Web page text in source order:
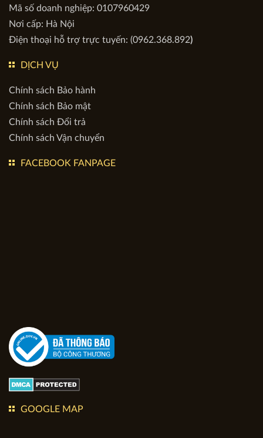
VPGD : Tòa Apollo Việt, BT 9NO.01 KĐT mới Bắc Đại Kim
mở rộng, Phường Định Công, TP Hà Nội, Việt Nam
Điện thoại :03.345.11135
Nơi cấp: Hà Nội
Điện thoại hỗ trợ trực tuyến: (0962.368.892
DỊCH VỤ
Chính sách Bảo hành
Chính sách Đổi trả